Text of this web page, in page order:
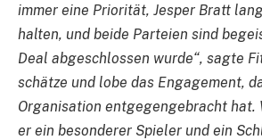
immer eine Priorität, Jesper Bratt
halten, und beide Parteien sind
Deal abgeschlossen wurde“, sagte
schätze und lobe das Engagement,
Organisation entgegengebracht hat.
er ein besonderer Spieler und ein